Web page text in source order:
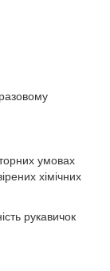
умовах
хімічних
рукавичок